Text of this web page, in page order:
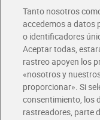
Envío gratis por
Envío estandar por
Glovo y Uber Eats
Solicita tu factura de
Tanto nosotros
accedemos a datos
o identificadores
Aceptar todas,
rastreo apoyen los
«nosotros y
proporcionar». Si
consentimiento, los
rastreadores, parte